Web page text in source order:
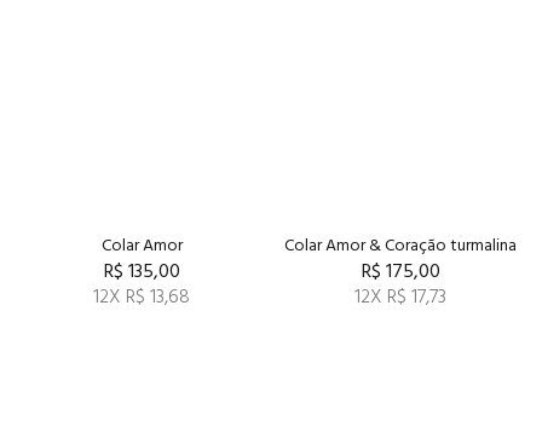
Colar Amor
R$ 135,00
12X R$ 13,68
Colar Amor & Coração turmalina
R$ 175,00
12X R$ 17,73